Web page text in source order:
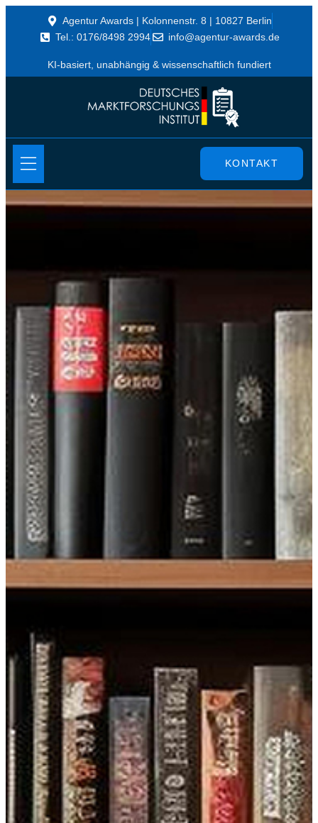
Agentur Awards | Kolonnenstr. 8 | 10827 Berlin
Tel.: 0176/8498 2994
info@agentur-awards.de
KI-basiert, unabhängig & wissenschaftlich fundiert
KONTAKT